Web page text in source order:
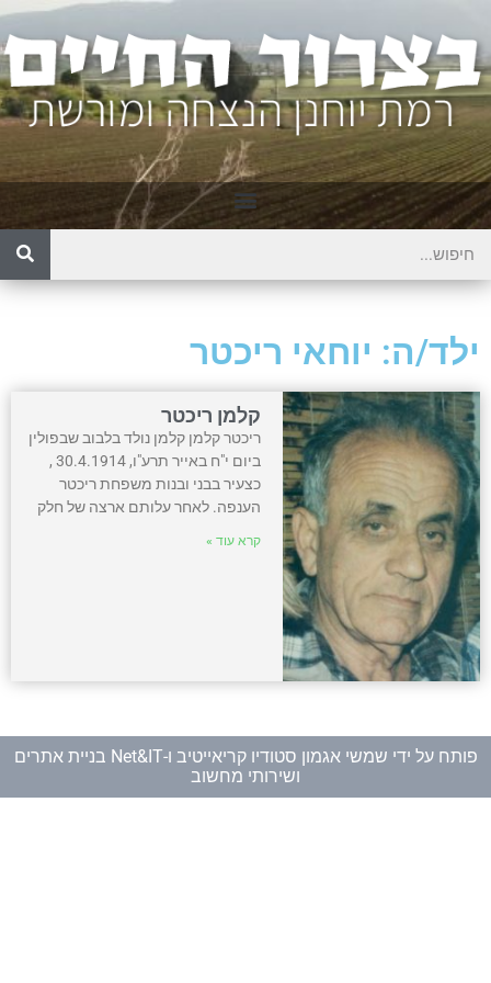
ילד/ה: יוחאי ריכטר
קלמן ריכטר
ריכטר קלמן קלמן נולד בלבוב שבפולין
ביום י"ח באייר תרע"ו, 30.4.1914 ,
כצעיר בבני ובנות משפחת ריכטר
הענפה. לאחר עלותם ארצה של חלק
קרא עוד »
פותח על ידי שמשי אגמון סטודיו קריאייטיב ו-
Net&IT בניית אתרים
ושירותי מחשוב